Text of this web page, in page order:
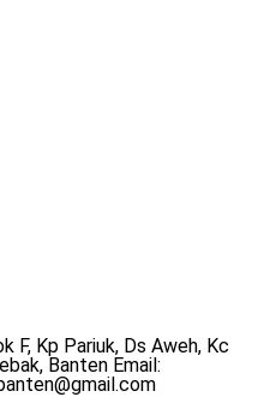
F, Kp Pariuk, Ds Aweh, Kc
Banten Email: